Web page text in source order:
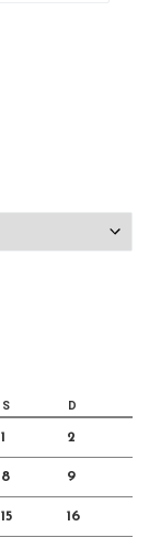
S D
1 2
8 9
15 16